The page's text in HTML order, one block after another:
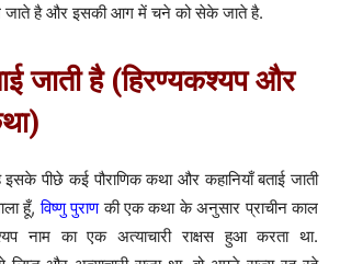
जाते है और इसकी आग में चने को सेके जाते है.
जाती है (हिरण्यकश्यप और
इसके पीछे कई पौराणिक कथा और कहानियाँ बताई जाती
हूँ,विष्णु पुराण की एक कथा के अनुसार प्राचीन काल
नाम का एक अत्याचारी राक्षस हुआ करता था.